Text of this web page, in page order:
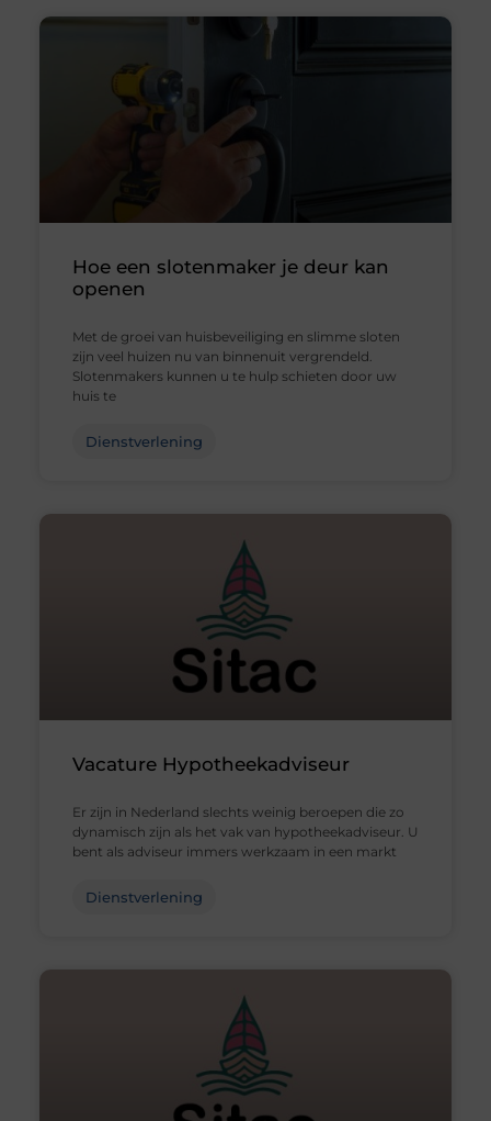
Hoe een slotenmaker je deur kan
openen
Met de groei van huisbeveiliging en slimme sloten
zijn veel huizen nu van binnenuit vergrendeld.
Slotenmakers kunnen u te hulp schieten door uw
huis te
Dienstverlening
Vacature Hypotheekadviseur
Er zijn in Nederland slechts weinig beroepen die zo
dynamisch zijn als het vak van hypotheekadviseur. U
bent als adviseur immers werkzaam in een markt
Dienstverlening